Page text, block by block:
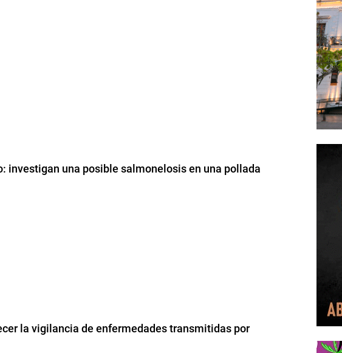
investigan una posible salmonelosis en una pollada
la vigilancia de enfermedades transmitidas por